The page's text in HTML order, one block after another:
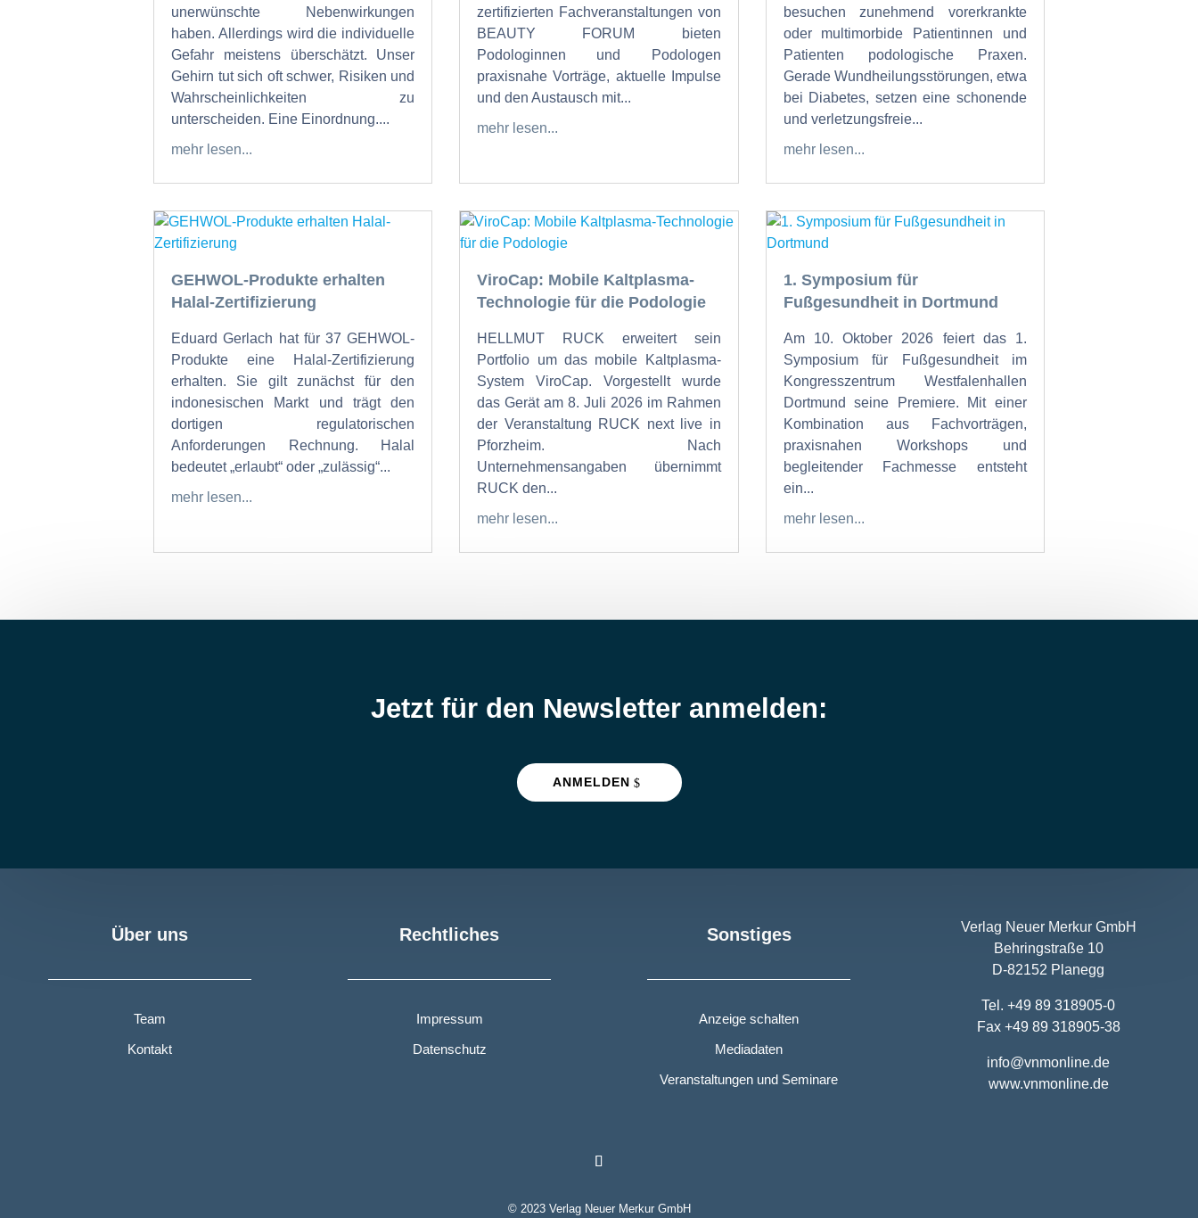
unerwünschte Nebenwirkungen
haben. Allerdings wird die individuelle
Gefahr meistens überschätzt. Unser
Gehirn tut sich oft schwer, Risiken und
Wahrscheinlichkeiten zu
unterscheiden. Eine Einordnung....
mehr lesen...
zertifizierten Fachveranstaltungen von
BEAUTY FORUM bieten
Podologinnen und Podologen
praxisnahe Vorträge, aktuelle Impulse
und den Austausch mit...
mehr lesen...
besuchen zunehmend vorerkrankte
oder multimorbide Patientinnen und
Patienten podologische Praxen.
Gerade Wundheilungsstörungen, etwa
bei Diabetes, setzen eine schonende
und verletzungsfreie...
mehr lesen...
GEHWOL-Produkte erhalten
Halal-Zertifizierung
Eduard Gerlach hat für 37 GEHWOL-
Produkte eine Halal-Zertifizierung
erhalten. Sie gilt zunächst für den
indonesischen Markt und trägt den
dortigen regulatorischen
Anforderungen Rechnung. Halal
bedeutet „erlaubt“ oder „zulässig“...
mehr lesen...
ViroCap: Mobile Kaltplasma-
Technologie für die Podologie
HELLMUT RUCK erweitert sein
Portfolio um das mobile Kaltplasma-
System ViroCap. Vorgestellt wurde
das Gerät am 8. Juli 2026 im Rahmen
der Veranstaltung RUCK next live in
Pforzheim. Nach
Unternehmensangaben übernimmt
RUCK den...
mehr lesen...
1. Symposium für
Fußgesundheit in Dortmund
Am 10. Oktober 2026 feiert das 1.
Symposium für Fußgesundheit im
Kongresszentrum Westfalenhallen
Dortmund seine Premiere. Mit einer
Kombination aus Fachvorträgen,
praxisnahen Workshops und
begleitender Fachmesse entsteht
ein...
mehr lesen...
Jetzt für den Newsletter anmelden:
ANMELDEN
Über uns
Team
Kontakt
Rechtliches
Impressum
Datenschutz
Sonstiges
Anzeige schalten
Mediadaten
Veranstaltungen und Seminare
Verlag Neuer Merkur GmbH
Behringstraße 10
D-82152 Planegg
Tel. +49 89 318905-0
Fax +49 89 318905-38
info@vnmonline.de
www.vnmonline.de
© 2023 Verlag Neuer Merkur GmbH